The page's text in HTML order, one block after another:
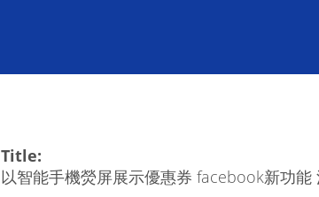
Title:
以智能手機熒屏展示優惠券 facebook新功能